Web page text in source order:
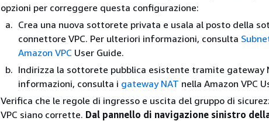
opzioni per correggere questa configurazione:
Crea una nuova sottorete privata e usala al posto della
connettore VPC. Per ulteriori informazioni, consulta
Amazon VPC User Guide.
Indirizza la sottorete pubblica esistente tramite gateway
informazioni, consulta i gateway NAT nella Amazon VPC
Verifica che le regole di ingresso e uscita del gruppo di
VPC siano corrette. Dal pannello di navigazione sinistro